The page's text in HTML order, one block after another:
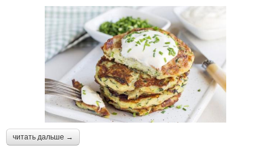
читать дальше →